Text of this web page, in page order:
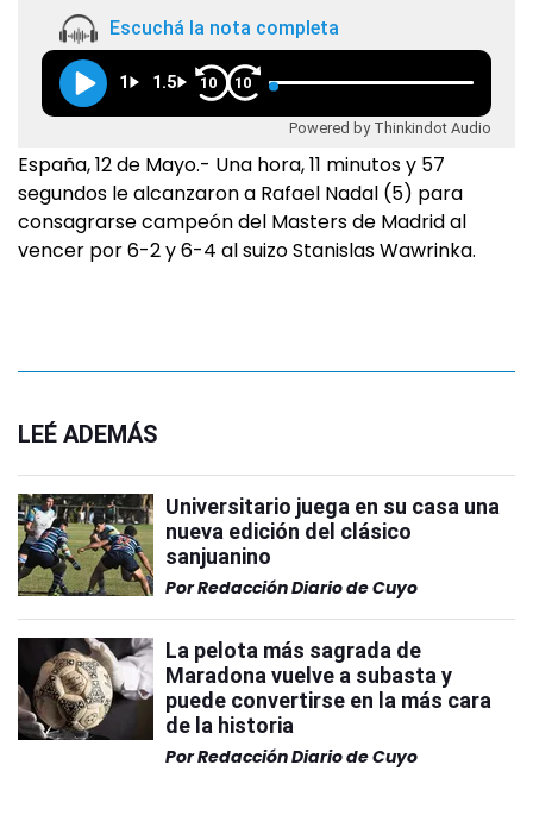
Escuchá la nota completa
1 1.5 10 10
Powered by Thinkindot Audio
España, 12 de Mayo.- Una hora, 11 minutos y 57
segundos le alcanzaron a Rafael Nadal (5) para
consagrarse campeón del Masters de Madrid al
vencer por 6-2 y 6-4 al suizo Stanislas Wawrinka.
LEÉ ADEMÁS
Universitario juega en su casa una
nueva edición del clásico
sanjuanino
PorRedacción Diario de Cuyo
La pelota más sagrada de
Maradona vuelve a subasta y
puede convertirse en la más cara
de la historia
PorRedacción Diario de Cuyo